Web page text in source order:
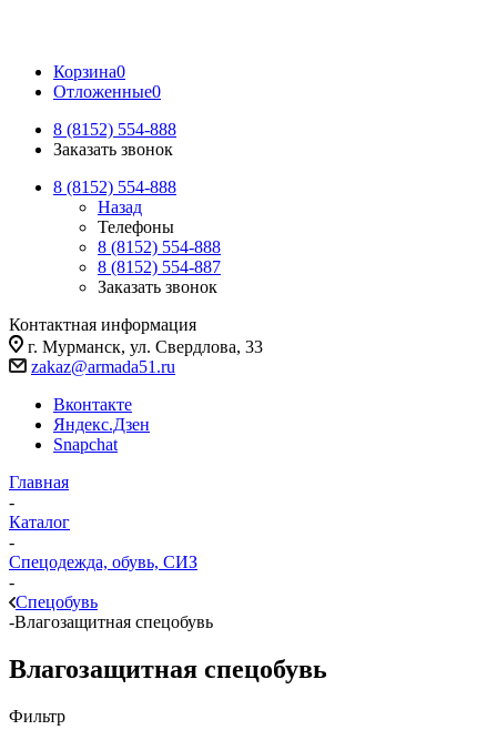
Корзина0
Отложенные0
8 (8152) 554-888
Заказать звонок
8 (8152) 554-888
Назад
Телефоны
8 (8152) 554-888
8 (8152) 554-887
Заказать звонок
Контактная информация
г. Мурманск, ул. Свердлова, 33
zakaz@armada51.ru
Вконтакте
Яндекс.Дзен
Snapchat
Главная
-
Каталог
-
Спецодежда, обувь, СИЗ
-
Спецобувь
-Влагозащитная спецобувь
Влагозащитная спецобувь
Фильтр